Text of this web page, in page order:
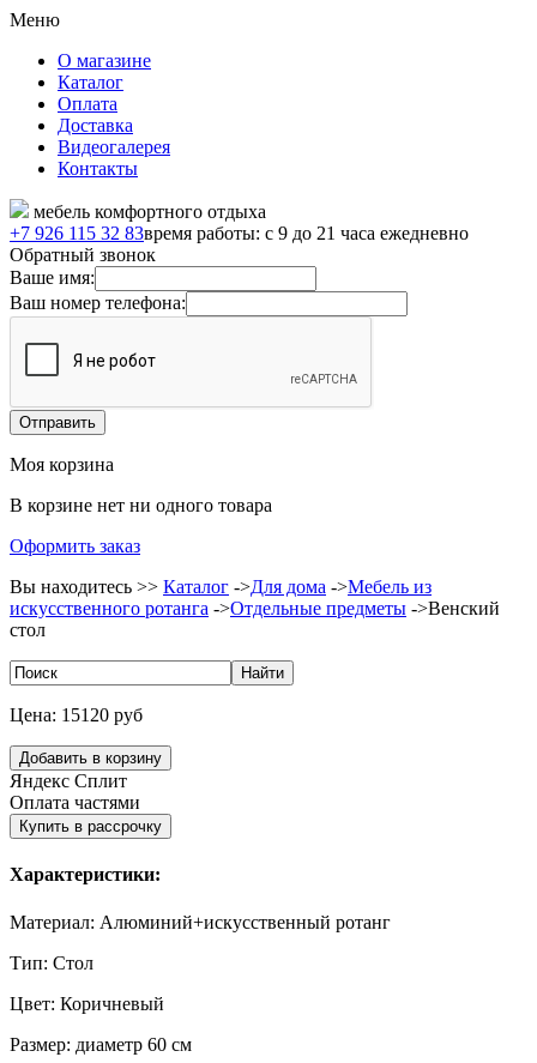
Меню
О магазине
Каталог
Оплата
Доставка
Видеогалерея
Контакты
мебель комфортного отдыха
+7 926 115 32 83время работы: с 9 до 21 часа ежедневно
Обратный звонок
Ваше имя:
Ваш номер телефона:
Моя корзина
В корзине нет ни одного товара
Оформить заказ
Вы находитесь >> Каталог ->Для дома ->Мебель из
искусственного ротанга ->Отдельные предметы ->Венский
стол
Цена: 15120 руб
Яндекс Сплит
Оплата частями
Характеристики:
Материал: Алюминий+искусственный ротанг
Тип: Стол
Цвет: Коричневый
Размер: диаметр 60 см